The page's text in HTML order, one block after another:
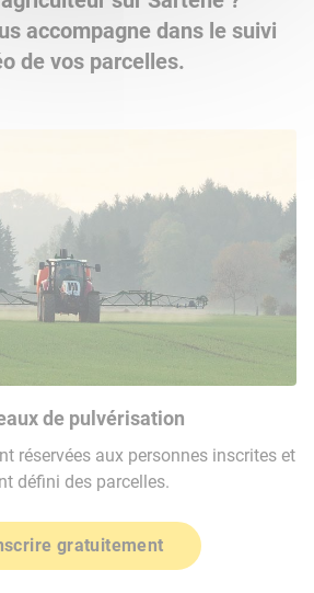
accompagne dans le suivi
de vos parcelles.
de pulvérisation
réservées aux personnes inscrites et
défini des parcelles.
gratuitement